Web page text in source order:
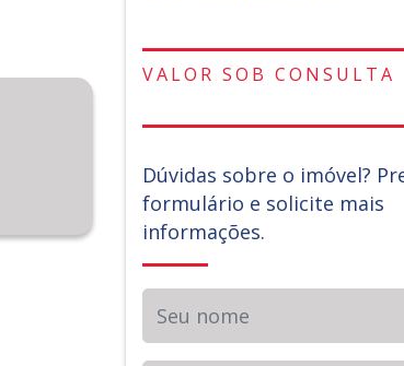
VALOR SOB CONSULTA
Dúvidas sobre o imóvel?
formulário e solicite mais
informações.